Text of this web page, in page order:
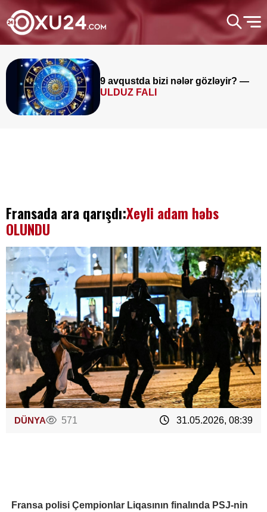
9 avqustda bizi nələr gözləyir? —
ULDUZ FALI
Fransada ara qarışdı:Xeyli adam həbs
OLUNDU
DÜNYA 571 31.05.2026, 08:39
Fransa polisi Çempionlar Liqasının finalında PSJ-nin